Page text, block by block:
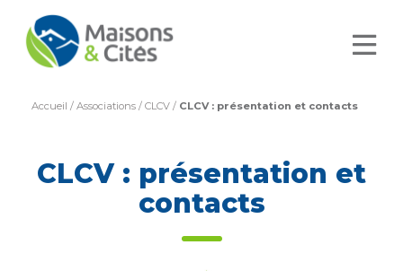
Accueil / Associations / CLCV / CLCV : présentation et contacts
CLCV : présentation et
contacts